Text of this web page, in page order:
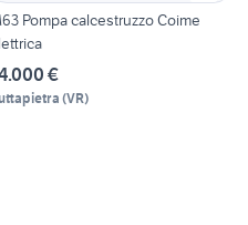
Pompa calcestruzzo Coime
€
(VR)